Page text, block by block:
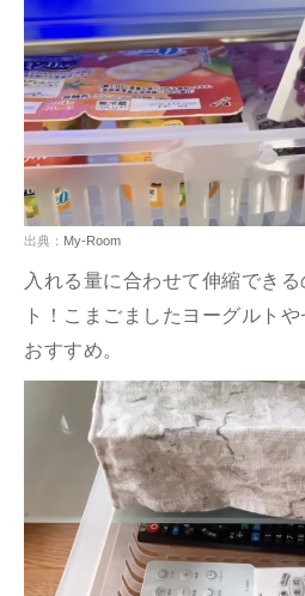
出典： My-Room
入れる量に合わせて伸縮でき
ト！こまごましたヨーグルト
おすすめ。